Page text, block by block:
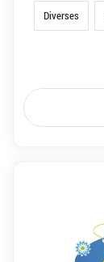
Diverses